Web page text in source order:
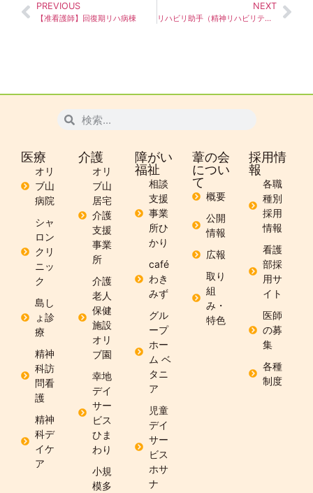
PREVIOUS
【准看護師】回復期リハ病棟
NEXT
リハビリ助手（精神リハビリテーション課）
医療
オリ
ブ山
病院
シャ
ロン
クリ
ニッ
ク
島し
ょ診
療
精神
科訪
問看
護
精神
科デ
イケ
ア
介護
オリ
ブ山
居宅
介護
支援
事業
所
介護
老人
保健
施設
オリ
ブ園
幸地
デイ
サー
ビス
ひま
わり
小規
模多
障がい
福祉
相談
支援
事業
所ひ
かり
café
わき
みず
グル
ープ
ホー
ム ベ
タニ
ア
児童
デイ
サー
ビス
ホサ
ナ
葦の会
につい
て
概要
公開
情報
広報
取り
組
み・
特色
採用情
報
各職
種別
採用
情報
看護
部採
用サ
イト
医師
の募
集
各種
制度